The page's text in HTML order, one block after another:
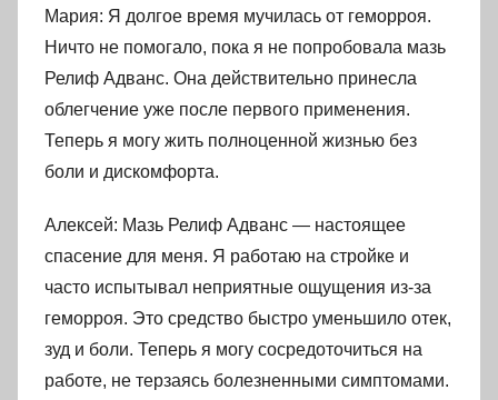
Мария: Я долгое время мучилась от геморроя.
Ничто не помогало, пока я не попробовала мазь
Релиф Адванс. Она действительно принесла
облегчение уже после первого применения.
Теперь я могу жить полноценной жизнью без
боли и дискомфорта.
Алексей: Мазь Релиф Адванс — настоящее
спасение для меня. Я работаю на стройке и
часто испытывал неприятные ощущения из-за
геморроя. Это средство быстро уменьшило отек,
зуд и боли. Теперь я могу сосредоточиться на
работе, не терзаясь болезненными симптомами.